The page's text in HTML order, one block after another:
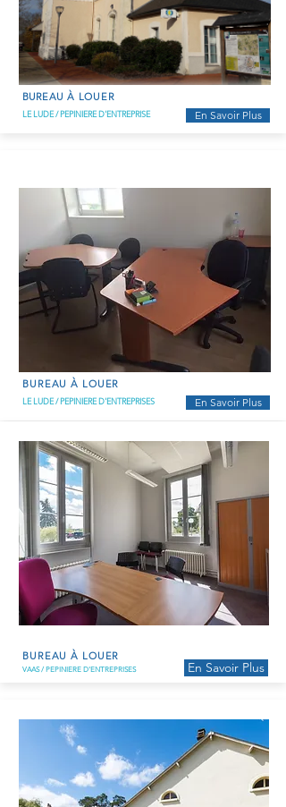
BUREAU À LOUER
LE LUDE / PEPINIERE D'ENTREPRISE En Savoir Plus
BUREAU À LOUER
LE LUDE / PEPINIERE D'ENTREPRISES En Savoir Plus
BUREAU À LOUER
VAAS / PEPINIERE D'ENTREPRISES En Savoir Plus